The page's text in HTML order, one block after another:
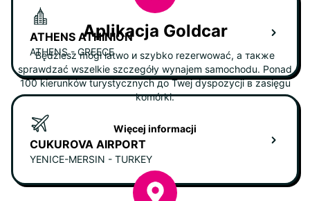
ATHENS ATHINION
ATHENS - GREECE
CUKUROVA AIRPORT
YENICE-MERSIN - TURKEY
Aplikacja Goldcar
Będziesz mógł łatwo и szybko rezerwować, а также
sprawdzać wszelkie szczegóły wynajem samochodu. Ponad
100 kierunków turystycznych до Twej dyspozycji в zasięgu
komórki.
Więcej informacji